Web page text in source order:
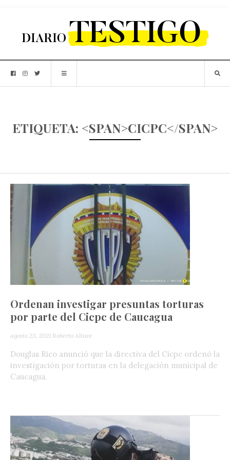
ETIQUETA: <SPAN>CICPC</SPAN>
Ordenan investigar presuntas torturas
por parte del Cicpc de Caucagua
agosto 23, 2021 Roberto Altuve
Douglas Rico anunció que la directiva del Cicpc ordenó la
investigación por torturas en la delegación municipal de
Caucagua.